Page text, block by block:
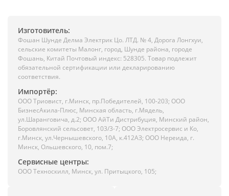
Изготовитель:
Фошан Шунде Делма Электрик Цо. ЛТД. № 4, Дорога Лонгхуи,
сельские комитеты Малонг, город, Шунде района, городе
Фошань, Китай Почтовый индекс: 528305. Товар подлежит
обязательной сертификации или декларированию
соответствия.
Импортёр:
ООО Триовист, г.Минск, пр.Победителей, 100-203; ООО
БизнесАкила-Плюс, Минская область, г.Мядель,
ул.Шаранговича, д.2; ООО АйТи Дистрибуция, Минский район,
Боровлянский сельсовет, 103/3-7; ООО Электросервис и Ко,
г.Минск, ул.Чернышевского, 10А, к.412АЗ; ООО Нереида, г.
Минск, Ольшевского, 10, пом.7;
Сервисные центры:
ООО Техноскилл, Минск, ул. Притыцкого, 105;